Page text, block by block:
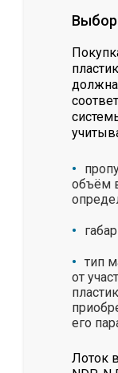
Выбор
объём
тип
от
его
Лоток